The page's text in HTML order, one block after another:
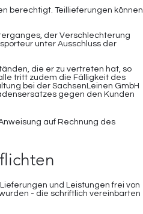
berechtigt. Teillieferungen können
der Verschlechterung
unter Ausschluss der
die er zu vertreten hat, so
tritt zudem die Fälligkeit des
bei der SachsenLeinen GmbH
gegen den Kunden
auf Rechnung des
und Leistungen frei von
- die schriftlich vereinbarten